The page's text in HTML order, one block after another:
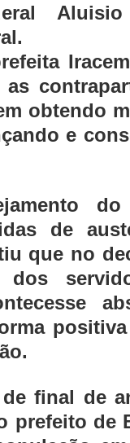
obtendo
e
do
de
que no
dos
de final de
prefeito de